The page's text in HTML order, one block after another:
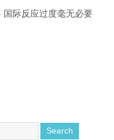
际反应过度毫无必要